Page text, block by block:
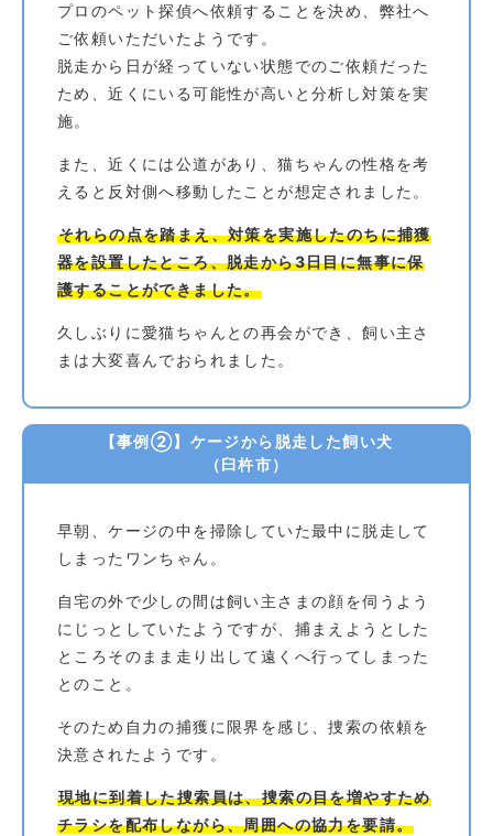
プロのペット探偵へ依頼することを決め、弊社へ
ご依頼いただいたようです。
脱走から日が経っていない状態でのご依頼だった
ため、近くにいる可能性が高いと分析し対策を実
施。
また、近くには公道があり、猫ちゃんの性格を考
えると反対側へ移動したことが想定されました。
それらの点を踏まえ、対策を実施したのちに捕獲
器を設置したところ、脱走から3日目に無事に保
護することができました。
久しぶりに愛猫ちゃんとの再会ができ、飼い主さ
まは大変喜んでおられました。
【事例②】ケージから脱走した飼い犬
（臼杵市）
早朝、ケージの中を掃除していた最中に脱走して
しまったワンちゃん。
自宅の外で少しの間は飼い主さまの顔を伺うよう
にじっとしていたようですが、捕まえようとした
ところそのまま走り出して遠くへ行ってしまった
とのこと。
そのため自力の捕獲に限界を感じ、捜索の依頼を
決意されたようです。
現地に到着した捜索員は、捜索の目を増やすため
チラシを配布しながら、周囲への協力を要請。